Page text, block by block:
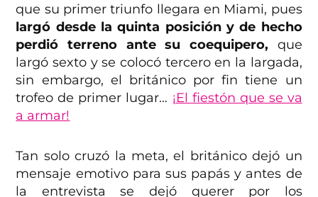
que su primer triunfo llegara en Miami, pues
largó desde la quinta posición y de hecho
perdió terreno ante su coequipero, que
largó sexto y se colocó tercero en la largada,
sin embargo, el británico por fin tiene un
trofeo de primer lugar… ¡El fiestón que se va
a armar!
Tan solo cruzó la meta, el británico dejó un
mensaje emotivo para sus papás y antes de
la entrevista se dejó querer por los